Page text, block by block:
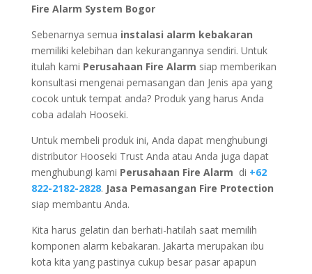
Fire Alarm System Bogor
Sebenarnya semua instalasi alarm kebakaran
memiliki kelebihan dan kekurangannya sendiri. Untuk
itulah kami Perusahaan Fire Alarm siap memberikan
konsultasi mengenai pemasangan dan Jenis apa yang
cocok untuk tempat anda? Produk yang harus Anda
coba adalah Hooseki.
Untuk membeli produk ini, Anda dapat menghubungi
distributor Hooseki Trust Anda atau Anda juga dapat
menghubungi kami Perusahaan Fire Alarm di +62
822-2182-2828. Jasa Pemasangan Fire Protection
siap membantu Anda.
Kita harus gelatin dan berhati-hatilah saat memilih
komponen alarm kebakaran. Jakarta merupakan ibu
kota kita yang pastinya cukup besar pasar apapun